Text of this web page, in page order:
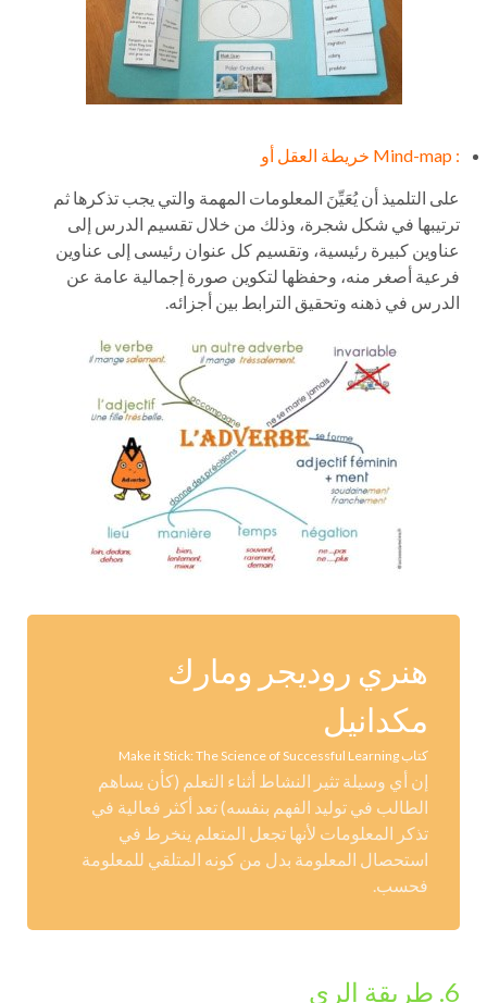
: Mind-map خريطة العقل أو
على التلميذ أن يُعَيِّنَ المعلومات المهمة والتي يجب تذكرها ثم
ترتيبها في شكل شجرة، وذلك من خلال تقسيم الدرس إلى
عناوين كبيرة رئيسية، وتقسيم كل عنوان رئيسى إلى عناوين
فرعية أصغر منه، وحفظها لتكوين صورة إجمالية عامة عن
الدرس في ذهنه وتحقيق الترابط بين أجزائه.
هنري روديجر ومارك
مكدانيل
كتاب Make it Stick: The Science of Successful Learning
إن أي وسيلة تثير النشاط أثناء التعلم (كأن يساهم
الطالب في توليد الفهم بنفسه) تعد أكثر فعالية في
تذكر المعلومات لأنها تجعل المتعلم ينخرط في
استحصال المعلومة بدل من كونه المتلقي للمعلومة
فحسب.
6. طريقة الري